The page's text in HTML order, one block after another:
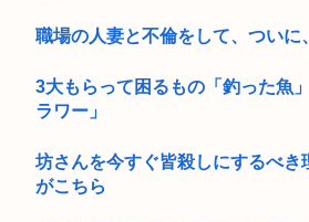
職場の人妻と不倫をして、ついに
3大もらって困るもの「釣った魚
ラワー」
坊さんを今すぐ皆殺しにするべき
がこちら